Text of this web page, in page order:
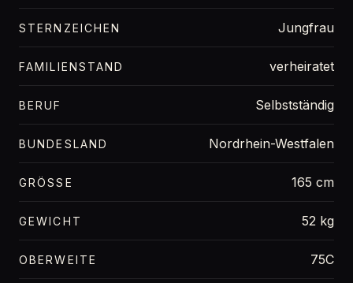
STERNZEICHEN Jungfrau
FAMILIENSTAND verheiratet
BERUF Selbstständig
BUNDESLAND Nordrhein-Westfalen
GRÖSSE 165 cm
GEWICHT 52 kg
OBERWEITE 75C